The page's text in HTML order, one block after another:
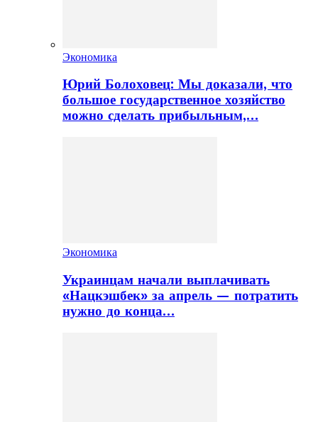
Экономика
Юрий Болоховец: Мы доказали, что
большое государственное хозяйство
можно сделать прибыльным,…
Экономика
Украинцам начали выплачивать
«Нацкэшбек» за апрель — потратить
нужно до конца…